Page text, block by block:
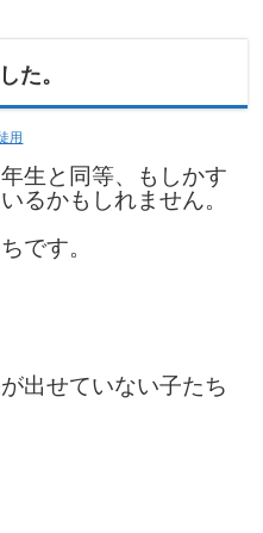
た。
用
生と同等、もしかす
るかもしれません。
です。
出せていない子たち